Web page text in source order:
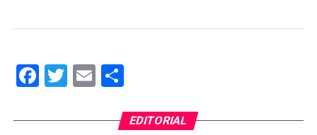
Facebook
Twitter
EmailShare
EDITORIAL